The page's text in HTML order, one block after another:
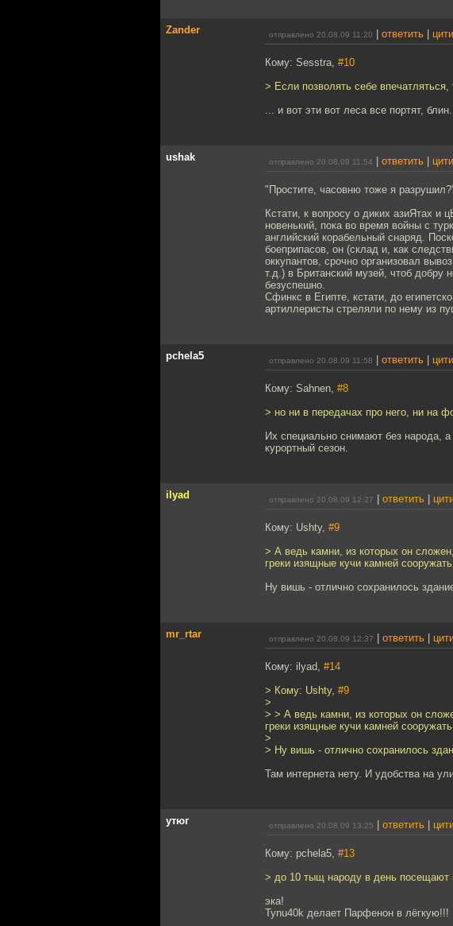
Zander отправлено 20.08.09 11:20 ответить
Кому: Sesstra, #10
> Если позволять себе
... и вот эти вот леса все портят, блин.
ushak отправлено 20.08.09 11:54 ответить
"Простите, часовню тоже я
Кстати, к вопросу о диких азиЯтах и
новенький, пока во время войны с
английский корабельный снаряд.
боеприпасов, он (склад и, как
оккупантов, срочно организовал
т.д.) в Британский музей, чтоб добру
безуспешно.
Сфинкс в Египте, кстати, до
артиллеристы стреляли по нему из
pchela5 отправлено 20.08.09 11:58 ответить
Кому: Sahnen, #8
> но ни в передачах про него, ни на
Их специально снимают без народа,
курортный сезон.
ilyad отправлено 20.08.09 12:27 ответить
Кому: Ushty, #9
> А ведь камни, из которых он
греки изящные кучи камней
Ну вишь - отлично сохранилось
mr_rtar отправлено 20.08.09 12:37 ответить
Кому: ilyad, #14
> Кому: Ushty, #9
>
> > А ведь камни, из которых он
греки изящные кучи камней
>
> Ну вишь - отлично сохранилось
Там интернета нету. И удобства на
утюг отправлено 20.08.09 13:25 ответить
Кому: pchela5, #13
> до 10 тыщ народу в день посещают
эка!
Tynu40k делает Парфенон в лёгкую!!!